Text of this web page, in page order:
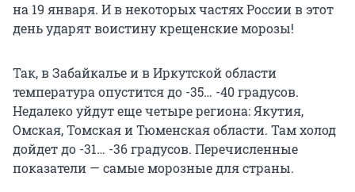
на 19 января. И в некоторых частях России в этот
день ударят воистину крещенские морозы!
Так, в Забайкалье и в Иркутской области
температура опустится до -35… -40градусов.
Недалеко уйдут еще четыре региона: Якутия,
Омская, Томская и Тюменская области. Там холод
дойдет до -31… -36градусов. Перечисленные
показатели — самые морозные для страны.